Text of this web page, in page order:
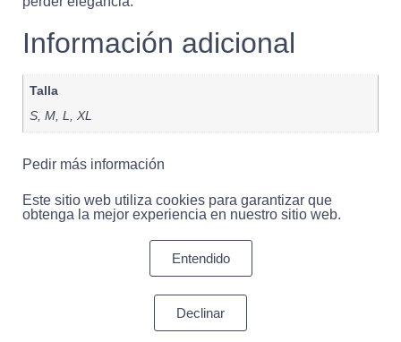
Información adicional
Talla
S, M, L, XL
Pedir más información
Este sitio web utiliza cookies para garantizar que
obtenga la mejor experiencia en nuestro sitio web.
Entendido
Declinar